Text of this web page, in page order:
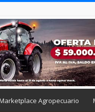
Agropecuario